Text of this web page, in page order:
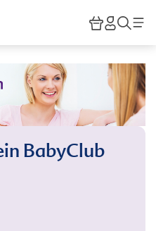
HiPP
BabyClub